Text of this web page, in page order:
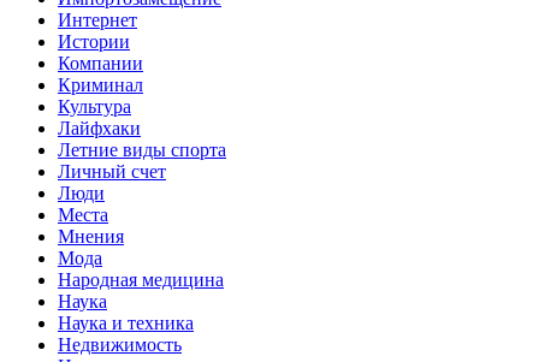
Интернет
Истории
Компании
Криминал
Культура
Лайфхаки
Летние виды спорта
Личный счет
Люди
Места
Мнения
Мода
Народная медицина
Наука
Наука и техника
Недвижимость